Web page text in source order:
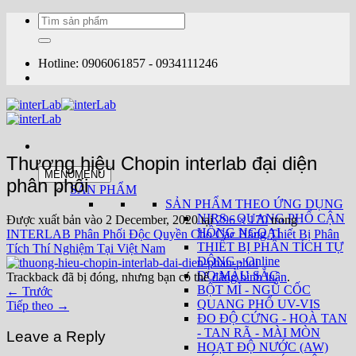
dung
Tìm
kiếm:
Hotline: 0906061857 - 0934111246
MENUMENU
SẢN PHẨM
SẢN PHẨM THEO ỨNG DỤNG
NIRS - QUANG PHỔ CẬN
HỒNG NGOẠI
THIẾT BỊ PHÂN TÍCH TỰ
ĐỘNG - Online
ĐO MÀU SẮC
BỘT MÌ - NGŨ CỐC
QUANG PHỔ UV-VIS
ĐO ĐỘ CỨNG - HOÀ TAN
- TAN RÃ - MÀI MÒN
HOẠT ĐỘ NƯỚC (AW)
Thương hiệu Chopin interlab đại diện
phân phối
Được xuất bản vào 2 December, 2020tại296 × 170trong
INTERLAB Phân Phối Độc Quyền Cho Các Hãng Thiết Bị Phân
Tích Thí Nghiệm Tại Việt Nam
Trackback đã bị đóng, nhưng bạn có thểđăng bình luận.
← Trước
Tiếp theo →
Leave a Reply